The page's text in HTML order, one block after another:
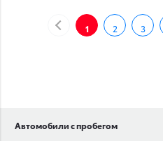
НАЗАД
1 2 3
Автомобили с пробегом